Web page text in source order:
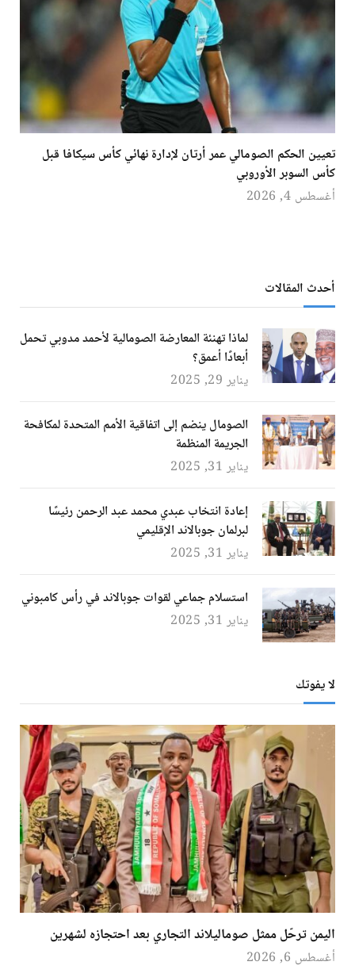
تعيين الحكم الصومالي عمر أرتان لإدارة نهائي كأس سيكافا قبل
كأس السوبر الأوروبي
أغسطس 4, 2026
أحدث المقالات
لماذا تهنئة المعارضة الصومالية لأحمد مدوبي تحمل
أبعادًا أعمق؟
يناير 29, 2025
الصومال ينضم إلى اتفاقية الأمم المتحدة لمكافحة
الجريمة المنظمة
يناير 31, 2025
إعادة انتخاب عبدي محمد عبد الرحمن رئيسًا
لبرلمان جوبالاند الإقليمي
يناير 31, 2025
استسلام جماعي لقوات جوبالاند في رأس كامبوني
يناير 31, 2025
لا يفوتك
اليمن ترحّل ممثل صوماليلاند التجاري بعد احتجازه لشهرين
أغسطس 6, 2026